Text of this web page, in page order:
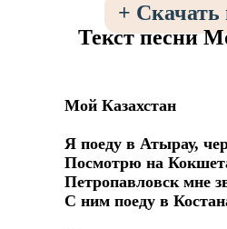
+ Скачать
Текст песни
Мой Казахстан
Я поеду в Атырау,
Посмотрю на
Петропавловск мне
С ним поеду в